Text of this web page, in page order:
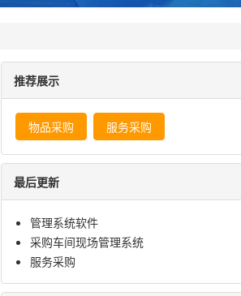
推荐展示
物品采购 服务采购
最后更新
管理系统软件
采购车间现场管理系统
服务采购